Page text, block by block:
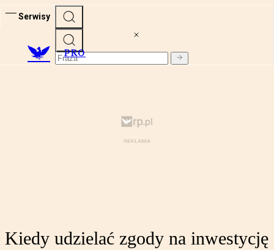
Serwisy
PRO
Kiedy udzielać zgody na inwestycję